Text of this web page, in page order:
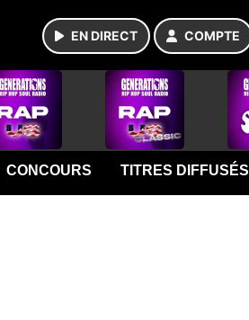
EN DIRECT COMPTE
CONCOURS TITRES DIFFUSÉS